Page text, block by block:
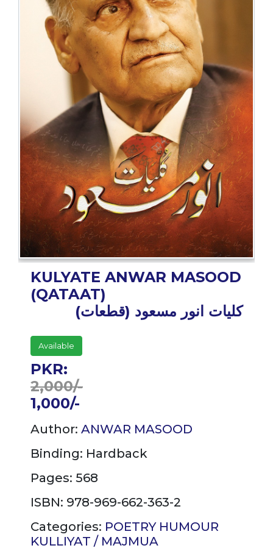
UPCOMINGS
REQUEST
CATALOGUE
HOW
TO
PAY
CONTACT
US
KULYATE ANWAR MASOOD
(QATAAT)
کلیات انور مسعود (قطعات)
Available
PKR:
2,000/-
1,000/-
Author: ANWAR MASOOD
Binding: Hardback
Pages: 568
ISBN: 978-969-662-363-2
Categories: POETRY HUMOUR
KULLIYAT / MAJMUA